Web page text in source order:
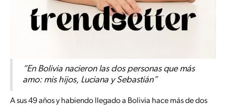
“En Bolivia nacieron las dos personas que más
amo: mis hijos, Luciana y Sebastián”
A sus 49 años y habiendo llegado a Bolivia hace más de dos